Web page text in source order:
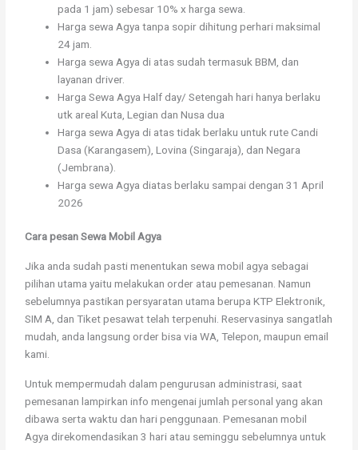
pada 1 jam) sebesar 10% x harga sewa.
Harga sewa Agya tanpa sopir dihitung perhari maksimal
24 jam.
Harga sewa Agya di atas sudah termasuk BBM, dan
layanan driver.
Harga Sewa Agya Half day/ Setengah hari hanya berlaku
utk areal Kuta, Legian dan Nusa dua
Harga sewa Agya di atas tidak berlaku untuk rute Candi
Dasa (Karangasem), Lovina (Singaraja), dan Negara
(Jembrana).
Harga sewa Agya diatas berlaku sampai dengan 31 April
2026
Cara pesan Sewa Mobil Agya
Jika anda sudah pasti menentukan sewa mobil agya sebagai
pilihan utama yaitu melakukan order atau pemesanan. Namun
sebelumnya pastikan persyaratan utama berupa KTP Elektronik,
SIM A, dan Tiket pesawat telah terpenuhi. Reservasinya sangatlah
mudah, anda langsung order bisa via WA, Telepon, maupun email
kami.
Untuk mempermudah dalam pengurusan administrasi, saat
pemesanan lampirkan info mengenai jumlah personal yang akan
dibawa serta waktu dan hari penggunaan. Pemesanan mobil
Agya direkomendasikan 3 hari atau seminggu sebelumnya untuk